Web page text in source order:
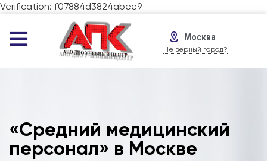
Verification: f07884d3824abee9
Москва
Не верный город?
«Средний медицинский
персонал» в Москве